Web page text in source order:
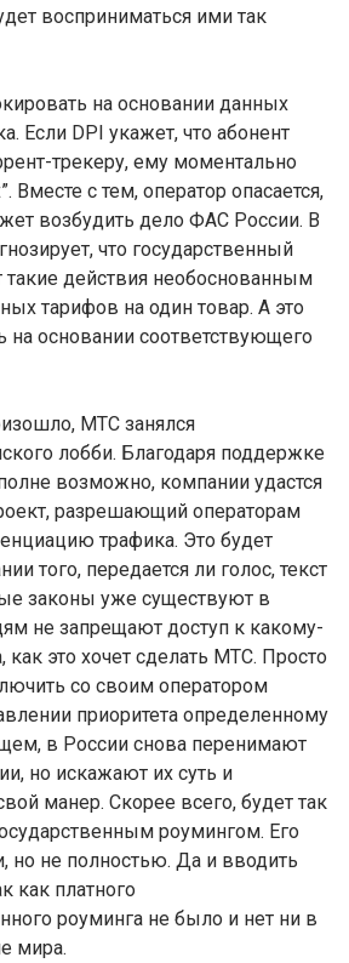
восприниматься ими так
на основании данных
Если DPI укажет, что абонент
трекеру, ему моментально
Вместе с тем, оператор опасается,
возбудить дело ФАС России. В
что государственный
такие действия необоснованным
тарифов на один товар. А это
на основании соответствующего
МТС занялся
лобби. Благодаря поддержке
возможно, компании удастся
разрешающий операторам
трафика. Это будет
того, передается ли голос, текст
законы уже существуют в
не запрещают доступ к какому-
как это хочет сделать МТС. Просто
со своим оператором
приоритета определенному
в России снова перенимают
но искажают их суть и
манер. Скорее всего, будет так
роумингом. Его
но не полностью. Да и вводить
как платного
роуминга не было и нет ни в
мира.